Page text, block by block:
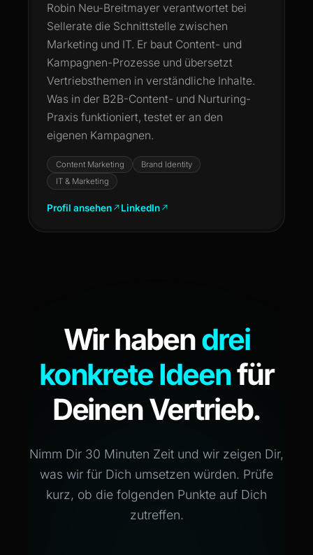
Robin Neu-Breitmayer verantwortet bei
Sellerate die Schnittstelle zwischen
Marketing und IT. Er baut Content- und
Kampagnen-Prozesse und übersetzt
Vertriebsthemen in verständliche Inhalte.
Was in der B2B-Content- und Nurturing-
Praxis funktioniert, testet er an den
eigenen Kampagnen.
Content Marketing
Brand Identity
IT & Marketing
Profil ansehen LinkedIn
Wir habendrei
konkrete Ideenfür
Deinen Vertrieb.
Nimm Dir 30 Minuten Zeit und wir zeigen Dir,
was wir für Dich umsetzen würden. Prüfe
kurz, ob die folgenden Punkte auf Dich
zutreffen.